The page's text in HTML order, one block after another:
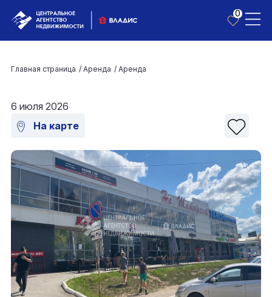
0
Главная страница / Аренда / Аренда
6 июля 2026
На карте